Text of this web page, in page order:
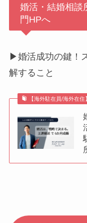
婚活・結婚相談
門HPへ
▶婚活成功の鍵！
解すること
【海外駐在員/海外在